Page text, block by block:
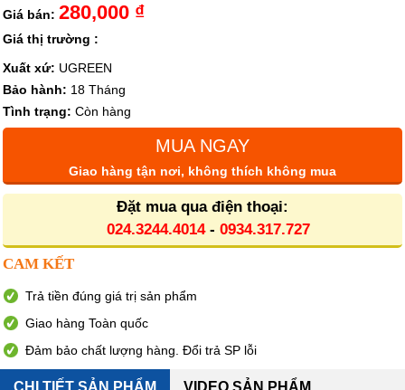
Giá bán: 280,000 ₫
Giá thị trường :
Xuất xứ: UGREEN
Bảo hành: 18 Tháng
Tình trạng: Còn hàng
MUA NGAY
Giao hàng tận nơi, không thích không mua
Đặt mua qua điện thoại:
024.3244.4014- 0934.317.727
CAM KẾT
Trả tiền đúng giá trị sản phẩm
Giao hàng Toàn quốc
Đảm bảo chất lượng hàng. Đổi trả SP lỗi
CHI TIẾT SẢN PHẨM VIDEO SẢN PHẨM